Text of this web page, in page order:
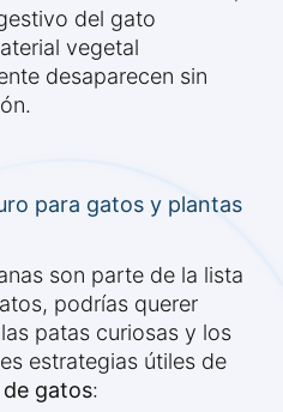
del gato
vegetal
desaparecen sin
para gatos y plantas
son parte de la lista
podrías querer
patas curiosas y los
estrategias útiles de
gatos: